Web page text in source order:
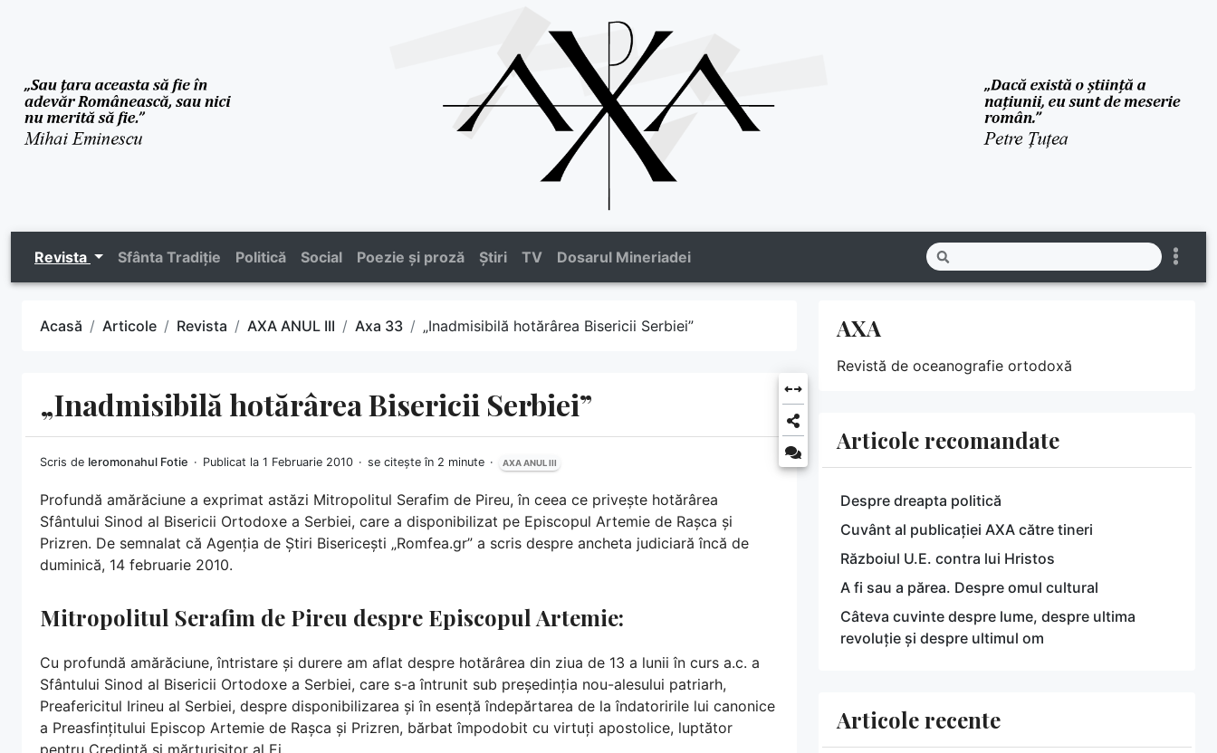
Revista Sfânta Tradiție Politică Social Poezie și proză Știri TV Dosarul Mineriadei
Acasă Articole Revista AXA ANUL III Axa 33 „Inadmisibilă hotărârea Bisericii Serbiei”
„Inadmisibilă hotărârea Bisericii Serbiei”
Scris de Ieromonahul Fotie Publicat la 1 Februarie 2010 se citește în 2 minute AXA ANUL III
Profundă amărăciune a exprimat astăzi Mitropolitul Serafim de Pireu, în ceea ce privește hotărârea
Sfântului Sinod al Bisericii Ortodoxe a Serbiei, care a disponibilizat pe Episcopul Artemie de Rașca și
Prizren. De semnalat că Agenția de Știri Bisericești „Romfea.gr” a scris despre ancheta judiciară încă de
duminică, 14 februarie 2010.
Mitropolitul Serafim de Pireu despre Episcopul Artemie:
Cu profundă amărăciune, întristare și durere am aflat despre hotărârea din ziua de 13 a lunii în curs a.c. a
Sfântului Sinod al Bisericii Ortodoxe a Serbiei, care s-a întrunit sub președinția nou-alesului patriarh,
Preafericitul Irineu al Serbiei, despre disponibilizarea și în esență îndepărtarea de la îndatoririle lui canonice
a Preasfințitului Episcop Artemie de Rașca și Prizren, bărbat împodobit cu virtuți apostolice, luptător
pentru Credință și mărturisitor al Ei.
AXA
Revistă de oceanografie ortodoxă
Articole recomandate
Despre dreapta politică
Cuvânt al publicației AXA către tineri
Războiul U.E. contra lui Hristos
A fi sau a părea. Despre omul cultural
Câteva cuvinte despre lume, despre ultima
revoluție și despre ultimul om
Articole recente